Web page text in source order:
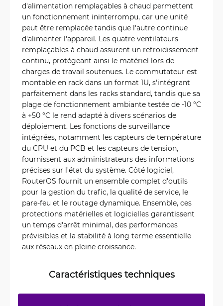
d'alimentation remplaçables à chaud permettent
un fonctionnement ininterrompu, car une unité
peut être remplacée tandis que l'autre continue
d'alimenter l'appareil. Les quatre ventilateurs
remplaçables à chaud assurent un refroidissement
continu, protégeant ainsi le matériel lors de
charges de travail soutenues. Le commutateur est
montable en rack dans un format 1U, s'intégrant
parfaitement dans les racks standard, tandis que sa
plage de fonctionnement ambiante testée de -10 °C
à +50 °C le rend adapté à divers scénarios de
déploiement. Les fonctions de surveillance
intégrées, notamment les capteurs de température
du CPU et du PCB et les capteurs de tension,
fournissent aux administrateurs des informations
précises sur l'état du système. Côté logiciel,
RouterOS fournit un ensemble complet d'outils
pour la gestion du trafic, la qualité de service, le
pare-feu et le routage dynamique. Ensemble, ces
protections matérielles et logicielles garantissent
un temps d'arrêt minimal, des performances
prévisibles et la stabilité à long terme essentielle
aux réseaux en pleine croissance.
Caractéristiques techniques